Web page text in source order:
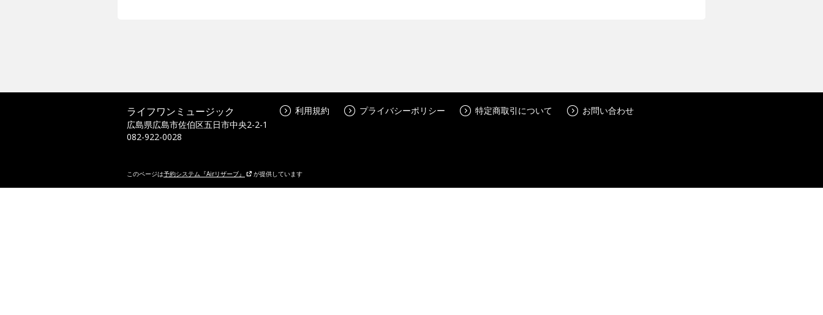
ライフワンミュージック
広島県広島市佐伯区五日市中央2-2-1
082-922-0028
利用規約 プライバシーポリシー 特定商取引について お問い合わせ
このページは予約システム『Airリザーブ』 が提供しています